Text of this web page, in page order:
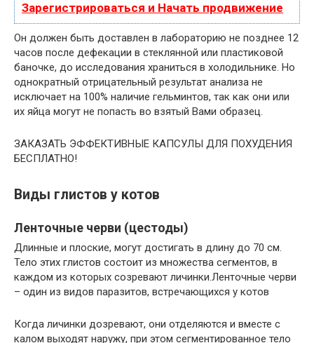
Зарегистрироваться и Начать продвижение
Он должен быть доставлен в лабораторию не позднее 12
часов после дефекации в стеклянной или пластиковой
баночке, до исследования храниться в холодильнике. Но
однократный отрицательный результат анализа не
исключает на 100% наличие гельминтов, так как они или
их яйца могут не попасть во взятый Вами образец.
ЗАКАЗАТЬ ЭФФЕКТИВНЫЕ КАПСУЛЫ ДЛЯ ПОХУДЕНИЯ
БЕСПЛАТНО!
Виды глистов у котов
Ленточные черви (цестоды)
Длинные и плоские, могут достигать в длину до 70 см.
Тело этих глистов состоит из множества сегментов, в
каждом из которых созревают личинки.Ленточные черви
– один из видов паразитов, встречающихся у котов
Когда личинки дозревают, они отделяются и вместе с
калом выходят наружу, при этом сегментированное тело